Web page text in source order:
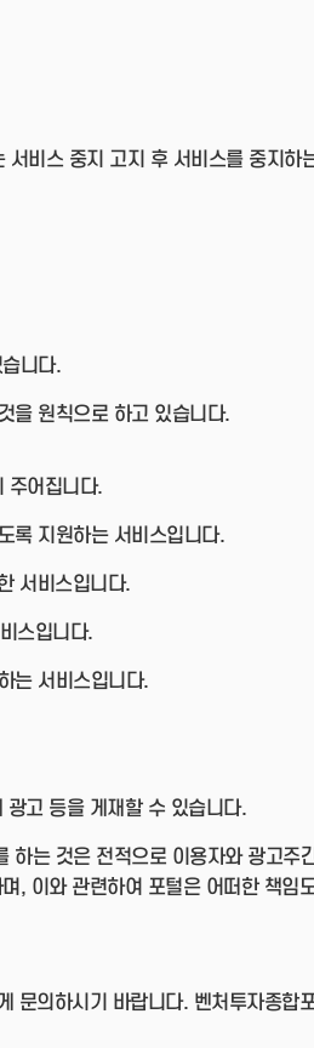
비스 중지 고지 후 서비스를 중지하
니다.
을 원칙으로 하고 있습니다.
주어집니다.
록 지원하는 서비스입니다.
서비스입니다.
스입니다.
는 서비스입니다.
고 등을 게재할 수 있습니다.
하는 것은 전적으로 이용자와 광고주
, 이와 관련하여 포털은 어떠한 책임
문의하시기 바랍니다. 벤처투자종합